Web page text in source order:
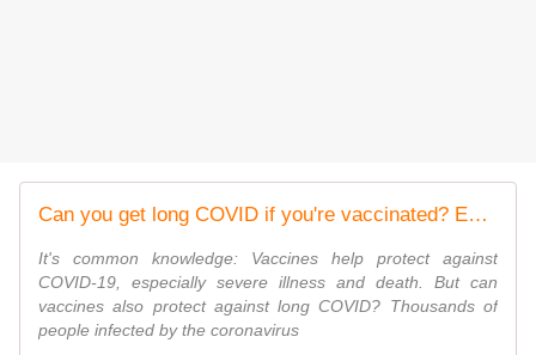
Can you get long COVID if you're vaccinated? Early studies offer clues
It's common knowledge: Vaccines help protect against
COVID-19, especially severe illness and death. But can
vaccines also protect against long COVID? Thousands of
people infected by the coronavirus